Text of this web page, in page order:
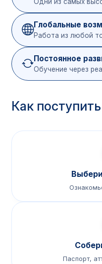
После
колледжа или
вуза
Одни из самых
Глобальные
Работа из любой
Постоянное
Обучение через
Как
Паспорт,